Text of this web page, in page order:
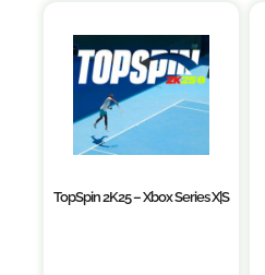
TopSpin 2K25 – Xbox Series X|S